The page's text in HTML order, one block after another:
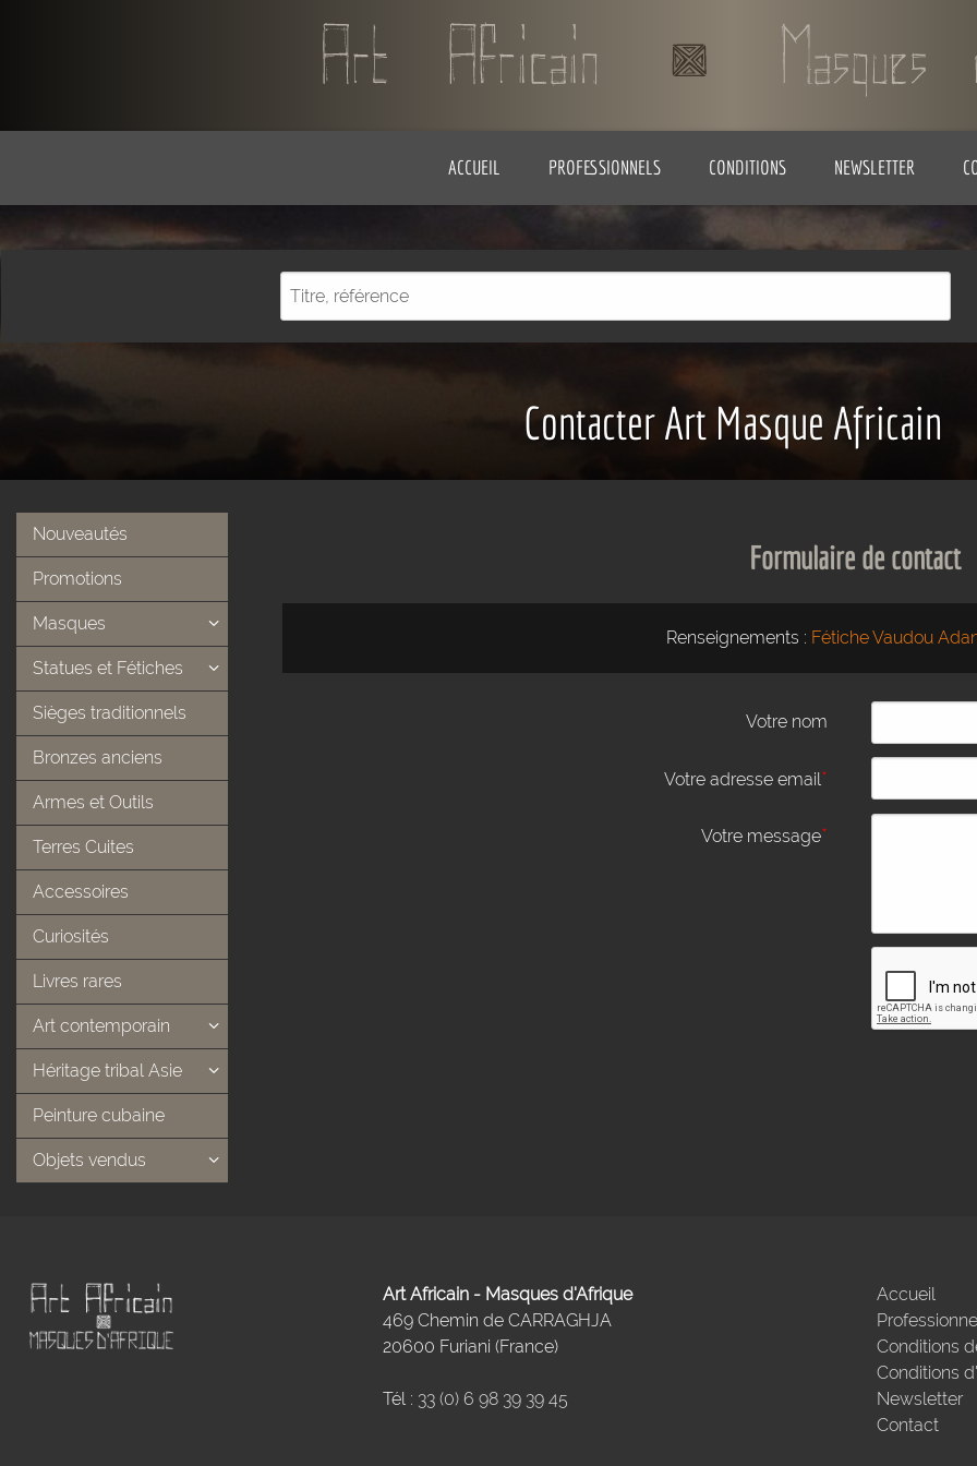
ACCUEIL PROFESSIONNELS CONDITIONS NEWSLETTER
Contacter Art Masque Africain
Nouveautés
Promotions
Masques
Statues et Fétiches
Sièges traditionnels
Bronzes anciens
Armes et Outils
Terres Cuites
Accessoires
Curiosités
Livres rares
Art contemporain
Héritage tribal Asie
Peinture cubaine
Objets vendus
Formulaire de contact
Renseignements : Fétiche Vaudou
Votre nom
Votre adresse email*
Votre message*
Art Africain - Masques d'Afrique
469 Chemin de CARRAGHJA
20600 Furiani (France)
Tél : 33 (0) 6 98 39 39 45
Accueil
Conditions
Conditions
Newsletter
Contact